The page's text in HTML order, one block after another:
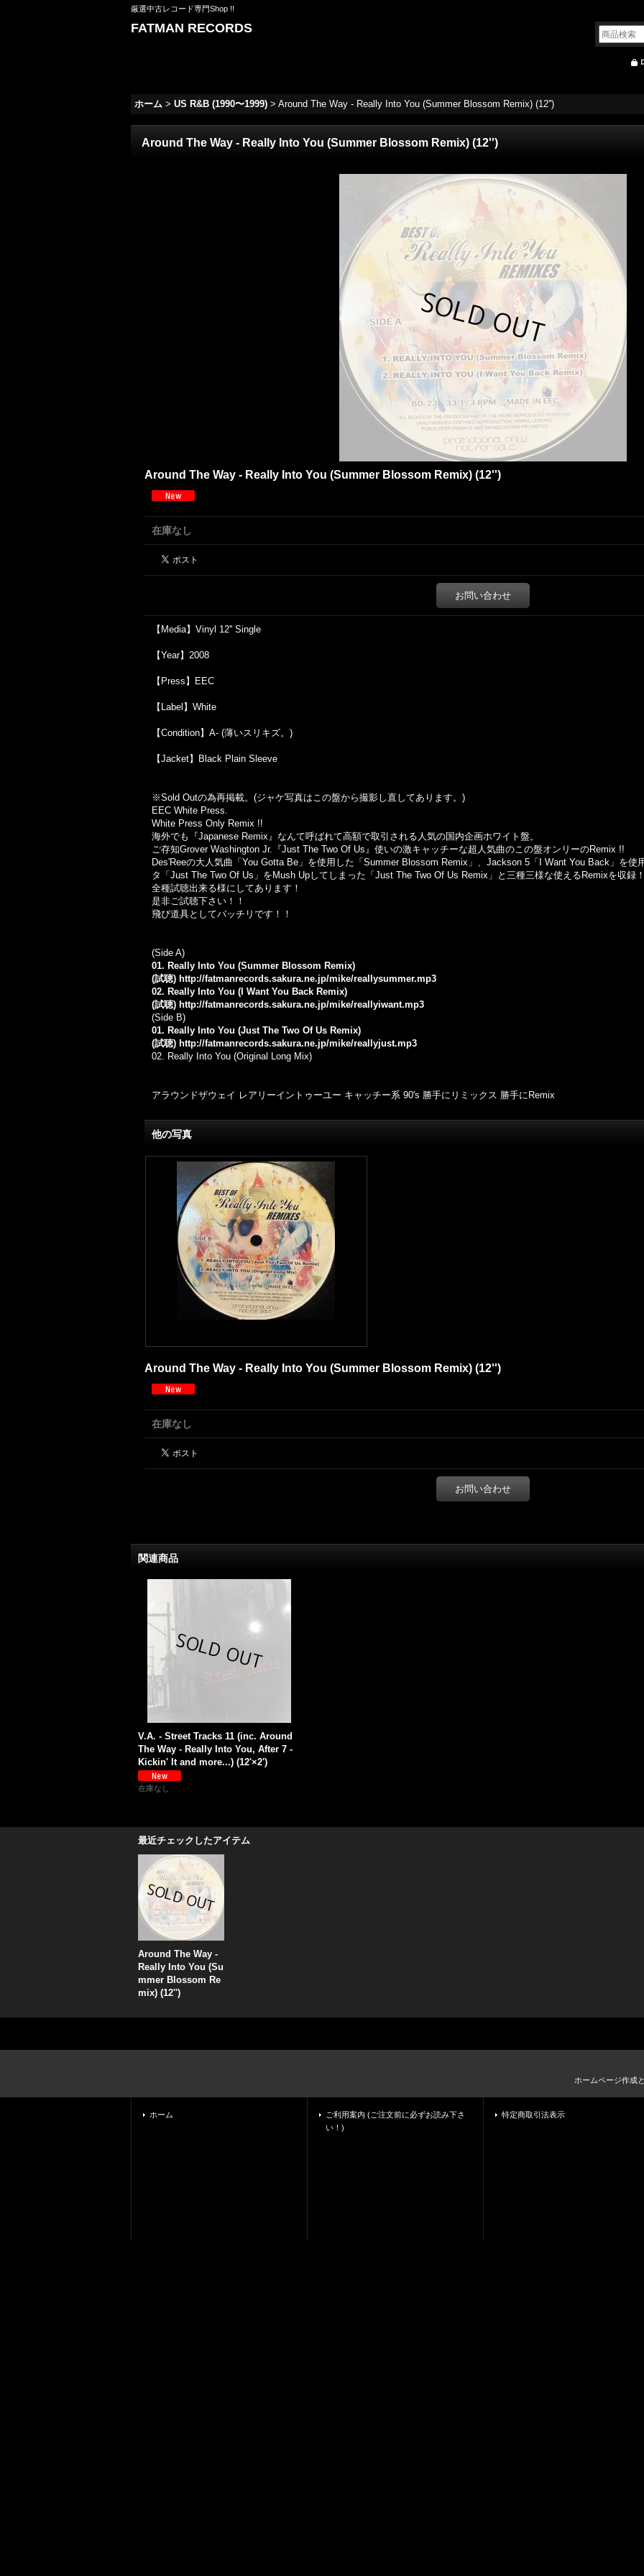
厳選中古レコード専門Shop !!
FATMAN RECORDS
ホーム > US R&B (1990〜1999) > Around The Way - Really Into You (Summer Blossom Remix) (12'')
Around The Way - Really Into You (Summer Blossom Remix) (12'')
Around The Way - Really Into You (Summer Blossom Remix) (12'')
在庫なし
お問い合わせ
【Media】Vinyl 12'' Single
【Year】2008
【Press】EEC
【Label】White
【Condition】A- (薄いスリキズ。)
【Jacket】Black Plain Sleeve
※Sold Outの為再掲載。(ジャケ写真はこの盤から撮影し直してあります。)
EEC White Press.
White Press Only Remix !!
海外でも『Japanese Remix』なんて呼ばれて高額で取引される人気の国内企画ホワイト盤。
ご存知Grover Washington Jr.『Just The Two Of Us』使いの激キャッチーな超人気曲のこの盤オンリーのRemix !!
Des'Reeの大人気曲「You Gotta Be」を使用した「Summer Blossom Remix」、Jackson 5「I Want You Back」を
タ「Just The Two Of Us」をMush Upしてしまった「Just The Two Of Us Remix」と三種三様な使えるRemixを収録
全種試聴出来る様にしてあります！
是非ご試聴下さい！！
飛び道具としてバッチリです！！
(Side A)
01. Really Into You (Summer Blossom Remix)
(試聴) http://fatmanrecords.sakura.ne.jp/mike/reallysummer.mp3
02. Really Into You (I Want You Back Remix)
(試聴) http://fatmanrecords.sakura.ne.jp/mike/reallyiwant.mp3
(Side B)
01. Really Into You (Just The Two Of Us Remix)
(試聴) http://fatmanrecords.sakura.ne.jp/mike/reallyjust.mp3
02. Really Into You (Original Long Mix)
アラウンドザウェイ レアリーイントゥーユー キャッチー系 90's 勝手にリミックス 勝手にRemix
他の写真
Around The Way - Really Into You (Summer Blossom Remix) (12'')
在庫なし
お問い合わせ
関連商品
V.A. - Street Tracks 11 (inc. Around
The Way - Really Into You, After 7 -
Kickin' It and more...) (12'×2')
在庫なし
最近チェックしたアイテム
Around The Way -
Really Into You (Su
mmer Blossom Re
mix) (12'')
ホームページ作成
ホーム
ご利用案内 (ご注文前に必ずお読み下さ
い！)
特定商取引法表示